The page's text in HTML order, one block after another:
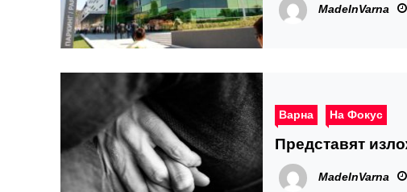
MadeInVarna
Варна На Фокус
Представят
MadeInVarna